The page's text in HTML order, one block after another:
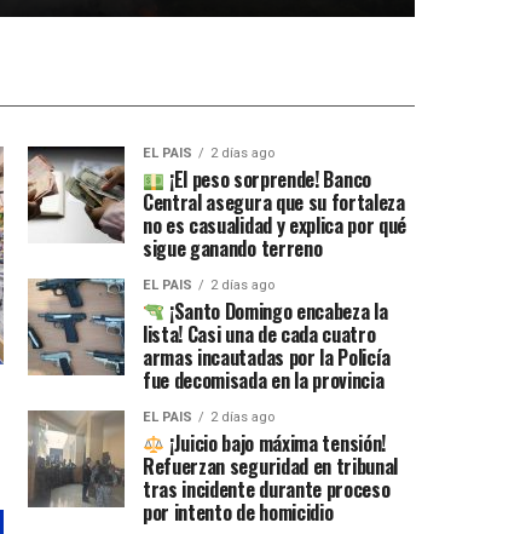
EL PAIS 2 días ago
¡El peso sorprende! Banco
Central asegura que su fortaleza
no es casualidad y explica por qué
sigue ganando terreno
EL PAIS 2 días ago
¡Santo Domingo encabeza la
lista! Casi una de cada cuatro
armas incautadas por la Policía
fue decomisada en la provincia
EL PAIS 2 días ago
¡Juicio bajo máxima tensión!
Refuerzan seguridad en tribunal
tras incidente durante proceso
por intento de homicidio